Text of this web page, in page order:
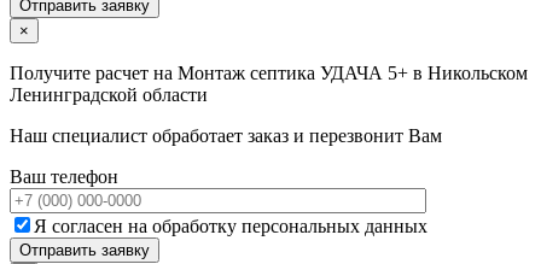
×
Получите расчет на Монтаж септика УДАЧА 5+ в Никольском
Ленинградской области
Наш специалист обработает заказ и перезвонит Вам
Ваш телефон
Я согласен на обработку персональных данных